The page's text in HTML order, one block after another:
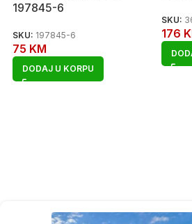
197845-6
SKU: 197845-6
75 KM
DODAJ U KORPU
SKU:
176